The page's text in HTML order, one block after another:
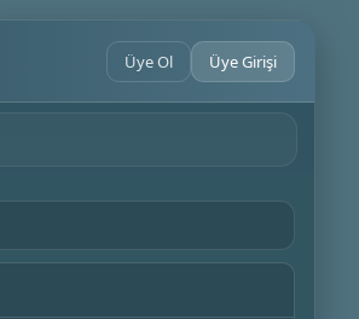
Üye Ol Üye Girişi